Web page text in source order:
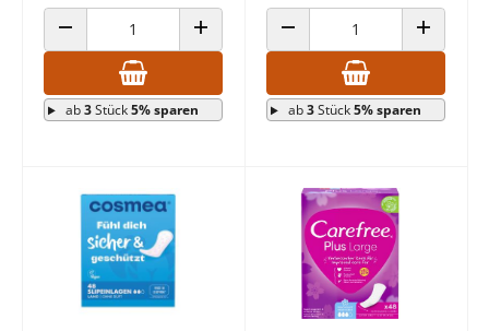
ANZAHL VERRINGERN ANZAHL ERHÖHEN
ab3Stück5% sparen
ANZAHL VERRINGERN ANZAHL
ab3Stück5% sparen